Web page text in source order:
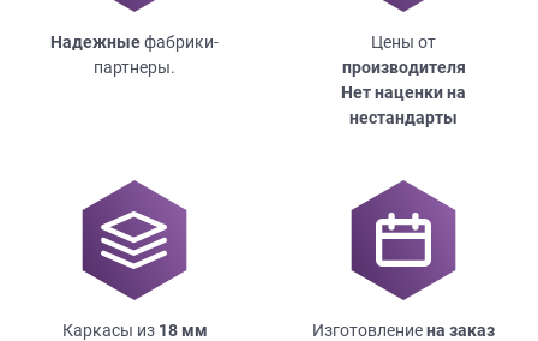
Надежныефабрики-
партнеры.
Цены от
производителя
Нет наценки на
нестандарты
Каркасы из 18мм
Изготовлениена заказ